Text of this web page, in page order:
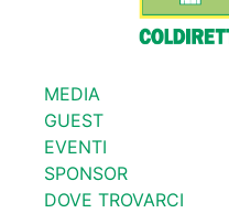
MEDIA
GUEST
EVENTI
SPONSOR
DOVE TROVARCI